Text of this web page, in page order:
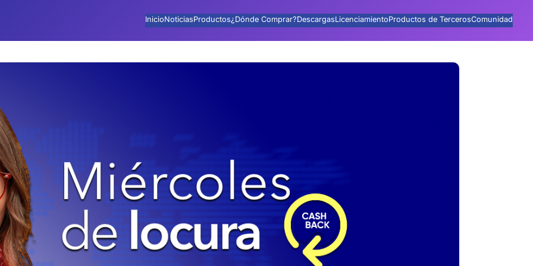
InicioNoticiasProductos¿Dónde Comprar?DescargasLicenciamientoProductos de TercerosComunidad